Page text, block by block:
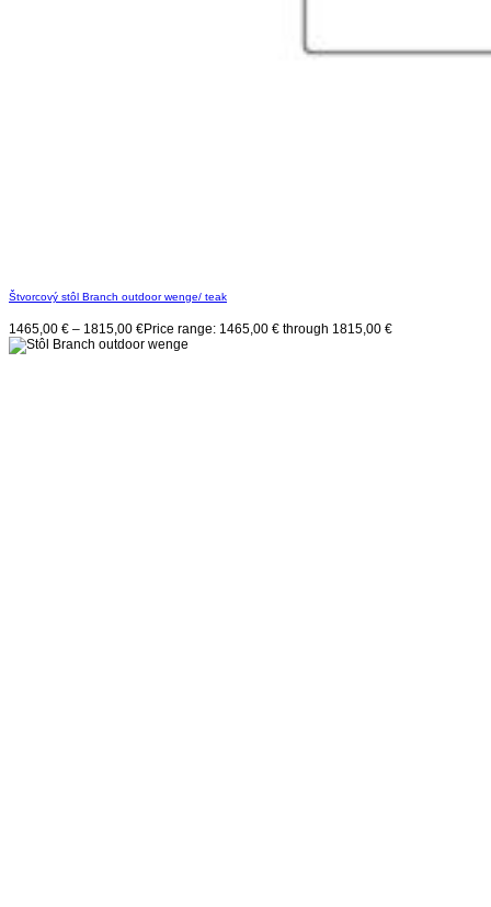
Štvorcový stôl Branch outdoor wenge/ teak
1465,00 € – 1815,00 €Price range: 1465,00 € through 1815,00 €